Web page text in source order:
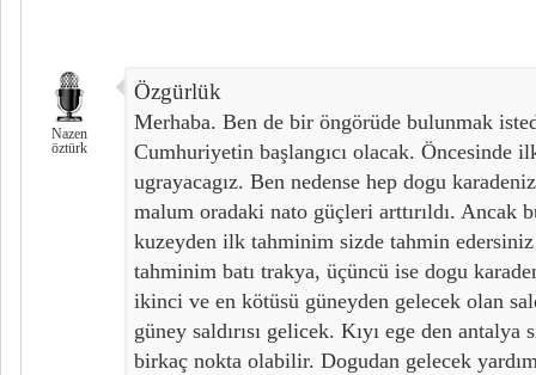
Nazen
öztürk
Özgürlük
Merhaba. Ben de bir öngörüde bulunmak
Cumhuriyetin başlangıcı olacak. Öncesinde
ugrayacagız. Ben nedense hep dogu
malum oradaki nato güçleri arttırıldı. Ancak
kuzeyden ilk tahminim sizde tahmin
tahminim batı trakya, üçüncü ise dogu
ikinci ve en kötüsü güneyden gelecek olan
güney saldırısı gelicek. Kıyı ege den antalya
birkaç nokta olabilir. Dogudan gelecek